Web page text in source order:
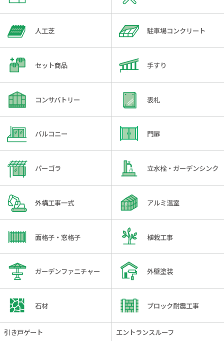
人工芝 駐車場コンクリート
セット商品 手すり
コンサバトリー 表札
バルコニー 門扉
パーゴラ 立水栓・ガーデンシンク
外構工事一式 アルミ温室
面格子・窓格子 植栽工事
ガーデンファニチャー 外壁塗装
石材 ブロック耐震工事
引き戸ゲート エントランスルーフ